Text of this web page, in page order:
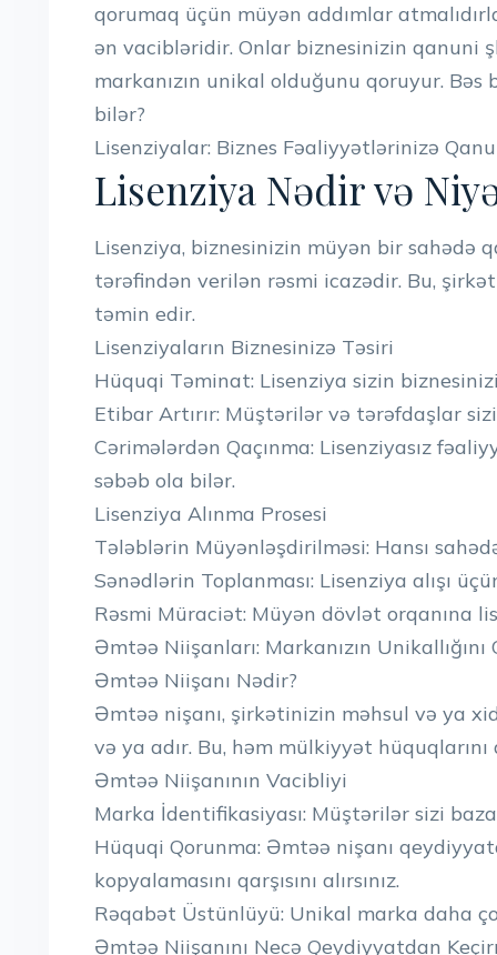
qorumaq üçün müyən addımlar
ən vacibləridir. Onlar biznesinizin qanuni
markanızın unikal olduğunu qoruyur.
bilər?
Lisenziyalar: Biznes Fəaliyyətlərinizə
Lisenziya Nədir və
Lisenziya, biznesinizin müyən bir
tərəfindən verilən rəsmi icazədir. Bu,
təmin edir.
Lisenziyaların Biznesinizə Təsiri
Hüquqi Təminat: Lisenziya sizin
Etibar Artırır: Müştərilər və tərəfdaşlar
Cərimələrdən Qaçınma: Lisenziyasız
səbəb ola bilər.
Lisenziya Alınma Prosesi
Tələblərin Müyənləşdirilməsi: Hansı
Sənədlərin Toplanması: Lisenziya alışı
Rəsmi Müraciət: Müyən dövlət orqanına
Əmtəə Niişanları: Markanızın Unikallığını
Əmtəə Niişanı Nədir?
Əmtəə nişanı, şirkətinizin məhsul və ya
və ya adır. Bu, həm mülkiyyət
Əmtəə Niişanının Vacibliyi
Marka İdentifikasiyası: Müştərilər sizi
Hüquqi Qorunma: Əmtəə nişanı
kopyalamasını qarşısını alırsınız.
Rəqabət Üstünlüyü: Unikal marka daha
Əmtəə Niişanını Necə Qeydiyyatdan